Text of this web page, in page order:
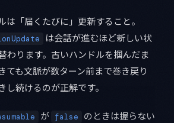
は「届くたびに」更新すること。
は会話が進むほど新しい状
わります。古いハンドルを掴んだま
ても文脈が数ターン前まで巻き戻り
し続けるのが正解です。
が false
のときは握らない